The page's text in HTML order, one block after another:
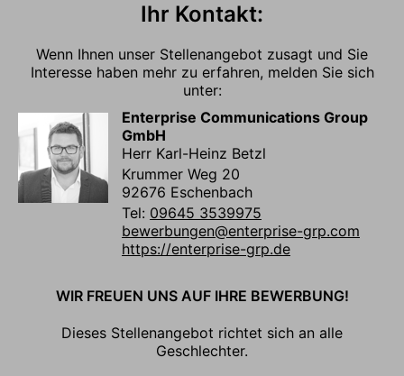
Ihr Kontakt:
Wenn Ihnen unser Stellenangebot zusagt und Sie
Interesse haben mehr zu erfahren, melden Sie sich
unter:
Enterprise Communications Group
GmbH
Herr Karl-Heinz Betzl
Krummer Weg 20
92676 Eschenbach
Tel: 09645 3539975
bewerbungen@enterprise-grp.com
https://enterprise-grp.de
WIR FREUEN UNS AUF IHRE BEWERBUNG!
Dieses Stellenangebot richtet sich an alle
Geschlechter.